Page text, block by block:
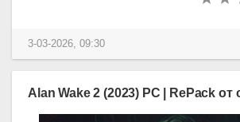
3-03-2026, 09:30
Alan Wake 2 (2023) PC | RePack от